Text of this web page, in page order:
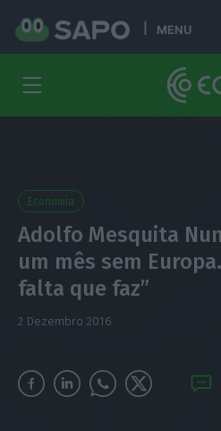
MENU
Economia
Adolfo Mesquita
um mês sem
falta que faz”
2 Dezembro 2016